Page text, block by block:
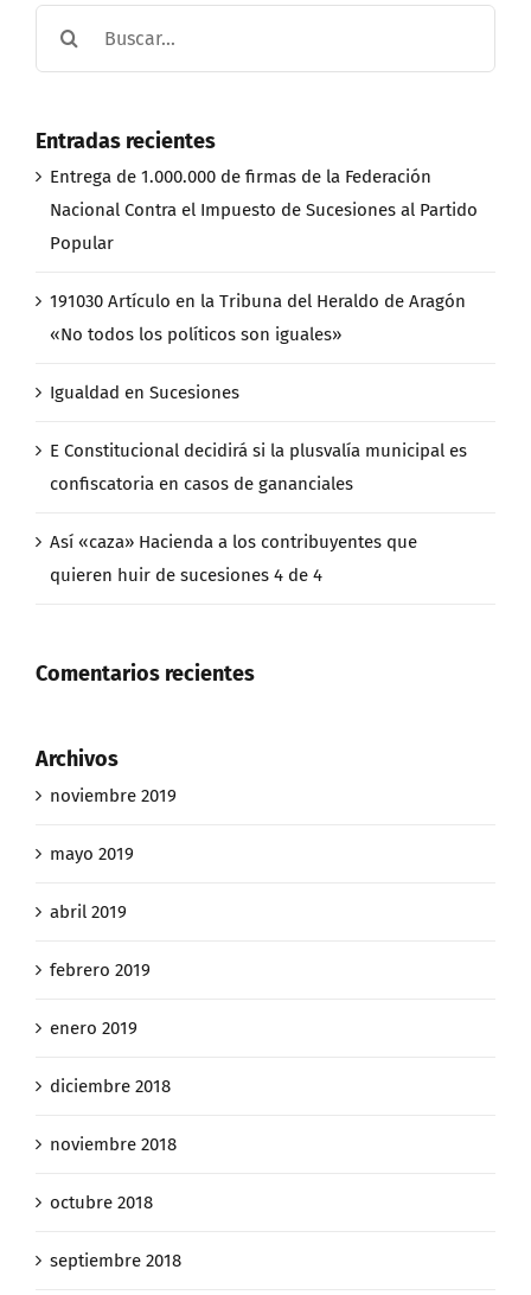
Entradas recientes
Entrega de 1.000.000 de firmas de la Federación
Nacional Contra el Impuesto de Sucesiones al Partido
Popular
191030 Artículo en la Tribuna del Heraldo de Aragón
«No todos los políticos son iguales»
Igualdad en Sucesiones
E Constitucional decidirá si la plusvalía municipal es
confiscatoria en casos de gananciales
Así «caza» Hacienda a los contribuyentes que
quieren huir de sucesiones 4 de 4
Comentarios recientes
Archivos
noviembre 2019
mayo 2019
abril 2019
febrero 2019
enero 2019
diciembre 2018
noviembre 2018
octubre 2018
septiembre 2018